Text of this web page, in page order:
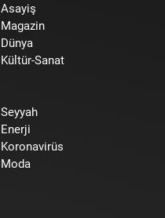
Asayiş
Magazin
Dünya
Kültür-Sanat
Seyyah
Enerji
Koronavirüs
Moda